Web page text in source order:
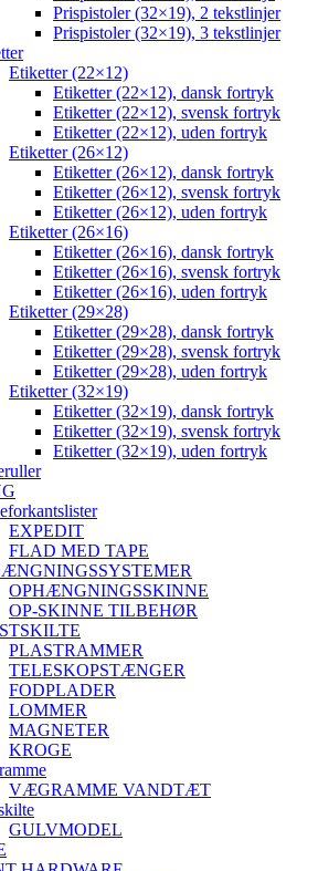
Prispistoler (32×19), 2 tekstlinjer
Prispistoler (32×19), 3 tekstlinjer
Etiketter (22×12)
Etiketter (22×12), dansk fortryk
Etiketter (22×12), svensk fortryk
Etiketter (22×12), uden fortryk
Etiketter (26×12)
Etiketter (26×12), dansk fortryk
Etiketter (26×12), svensk fortryk
Etiketter (26×12), uden fortryk
Etiketter (26×16)
Etiketter (26×16), dansk fortryk
Etiketter (26×16), svensk fortryk
Etiketter (26×16), uden fortryk
Etiketter (29×28)
Etiketter (29×28), dansk fortryk
Etiketter (29×28), svensk fortryk
Etiketter (29×28), uden fortryk
Etiketter (32×19)
Etiketter (32×19), dansk fortryk
Etiketter (32×19), svensk fortryk
Etiketter (32×19), uden fortryk
EXPEDIT
FLAD MED TAPE
OPHÆNGNINGSSKINNE
OP-SKINNE TILBEHØR
PLASTRAMMER
TELESKOPSTÆNGER
FODPLADER
LOMMER
MAGNETER
KROGE
VÆGRAMME VANDTÆT
GULVMODEL